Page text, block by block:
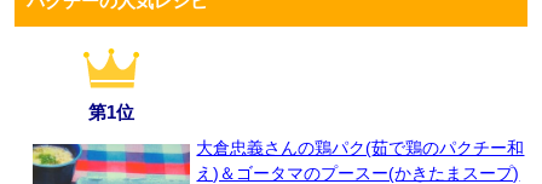
第1位
大倉忠義さんの鶏パク(茹で鶏のパクチー和
え)＆ゴータマのプースー(かきたまスープ)